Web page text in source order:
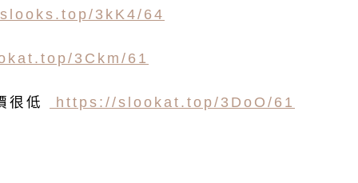
3kK4/64
3Ckm/61
很低 https://slookat.top/3DoO/61